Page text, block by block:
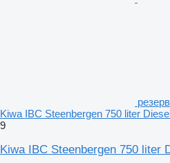
Kiwa IBC Steenbergen 750 liter
9
Kiwa IBC Steenbergen 750 liter